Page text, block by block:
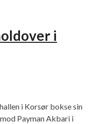
i
i Korsør bokse sin
Payman Akbari i